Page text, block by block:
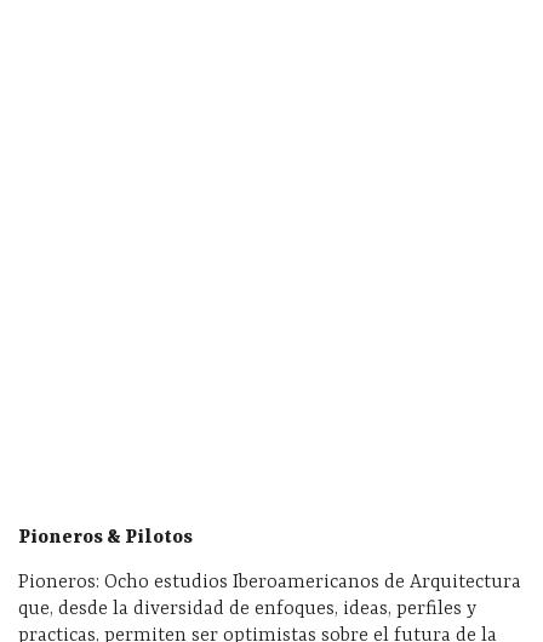
Pioneros & Pilotos
Pioneros: Ocho estudios Iberoamericanos de Arquitectura
que, desde la diversidad de enfoques, ideas, perfiles y
practicas, permiten ser optimistas sobre el futura de la